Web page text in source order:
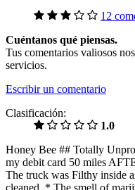
12
Cuéntanos qué piensas.
Tus comentarios valiosos
servicios.
Escribir un comentario
Clasificación:
1.0
Honey Bee ## Totally
my debit card 50 miles
The truck was Filthy inside